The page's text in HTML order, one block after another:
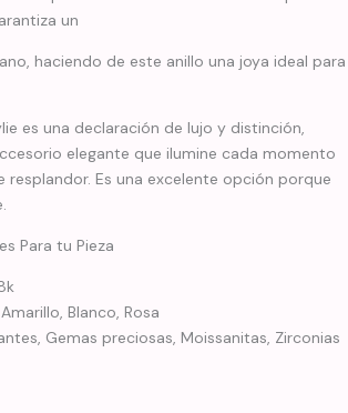
un
haciendo de este anillo una joya ideal para
es una declaración de lujo y distinción,
elegante que ilumine cada momento
resplandor. Es una excelente opción porque
Para tu Pieza
Blanco, Rosa
Gemas preciosas, Moissanitas, Zirconias